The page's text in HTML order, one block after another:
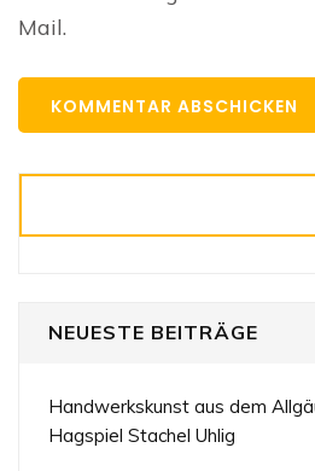
Mail.
NEUESTE BEITRÄGE
Handwerkskunst aus dem
Hagspiel Stachel Uhlig